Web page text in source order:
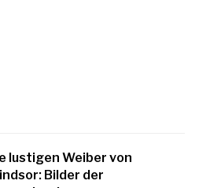
lustigen Weiber von
Bilder der